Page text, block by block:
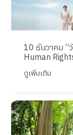
10 ธันวาคม
Human
ดูเพิ่มเติม